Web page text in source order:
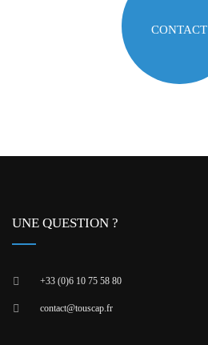
CONTACT
UNE QUESTION ?
+33 (0)6 10 75 58 80
contact@touscap.fr